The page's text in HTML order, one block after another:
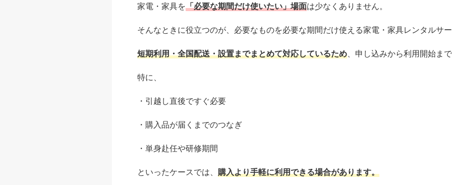
家電・家具を「必要な期間だけ使いたい」場面は少なくありません。
そんなときに役立つのが、必要なものを必要な期間だけ使える家電・家具レンタルサ
短期利用・全国配送・設置までまとめて対応しているため 、申し込みから利用開始ま
特に、
・引越し直後ですぐ必要
・購入品が届くまでのつなぎ
・単身赴任や研修期間
といったケースでは、 購入より手軽に利用できる場合があります。